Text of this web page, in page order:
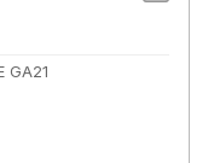
GA21